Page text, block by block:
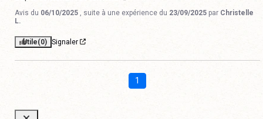
Avis du 06/10/2025 , suite à une expérience du 23/09/2025 par Christelle
L.
Utile(0) Signaler
1